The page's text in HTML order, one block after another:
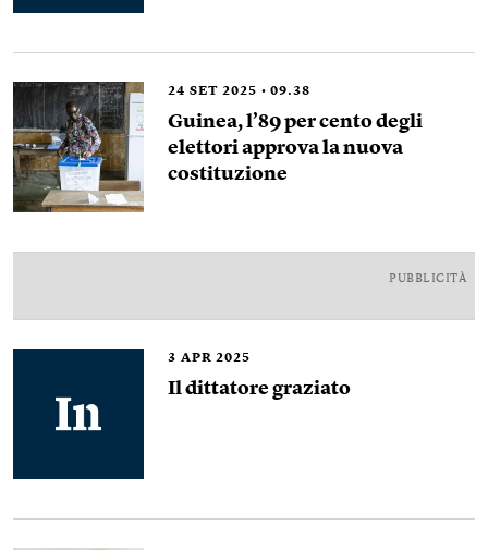
24 SET 2025 09.38
Guinea, l’89 per cento degli
elettori approva la nuova
costituzione
PUBBLICITÀ
3 APR 2025
Il dittatore graziato